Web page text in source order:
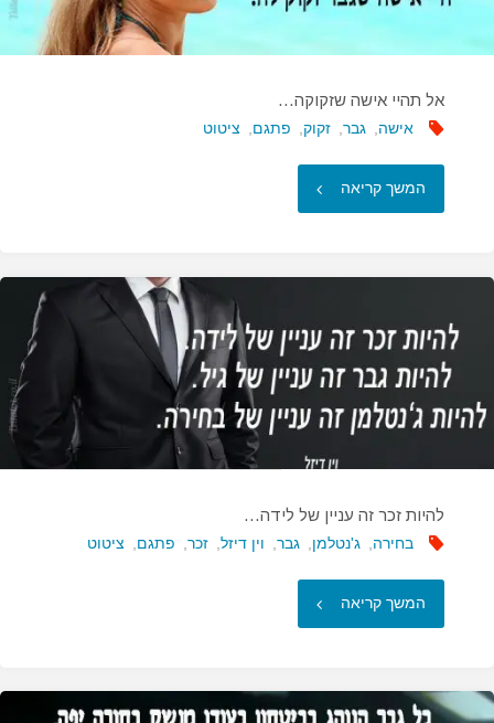
אל תהיי אישה שזקוקה…
אישה, גבר, זקוק, פתגם, ציטוט
המשך קריאה "אל
אישה
שזקוקה…"
להיות זכר זה עניין של לידה…
בחירה, ג'נטלמן, גבר, וין דיזל, זכר, פתגם, ציטוט
המשך קריאה "להיות
זה